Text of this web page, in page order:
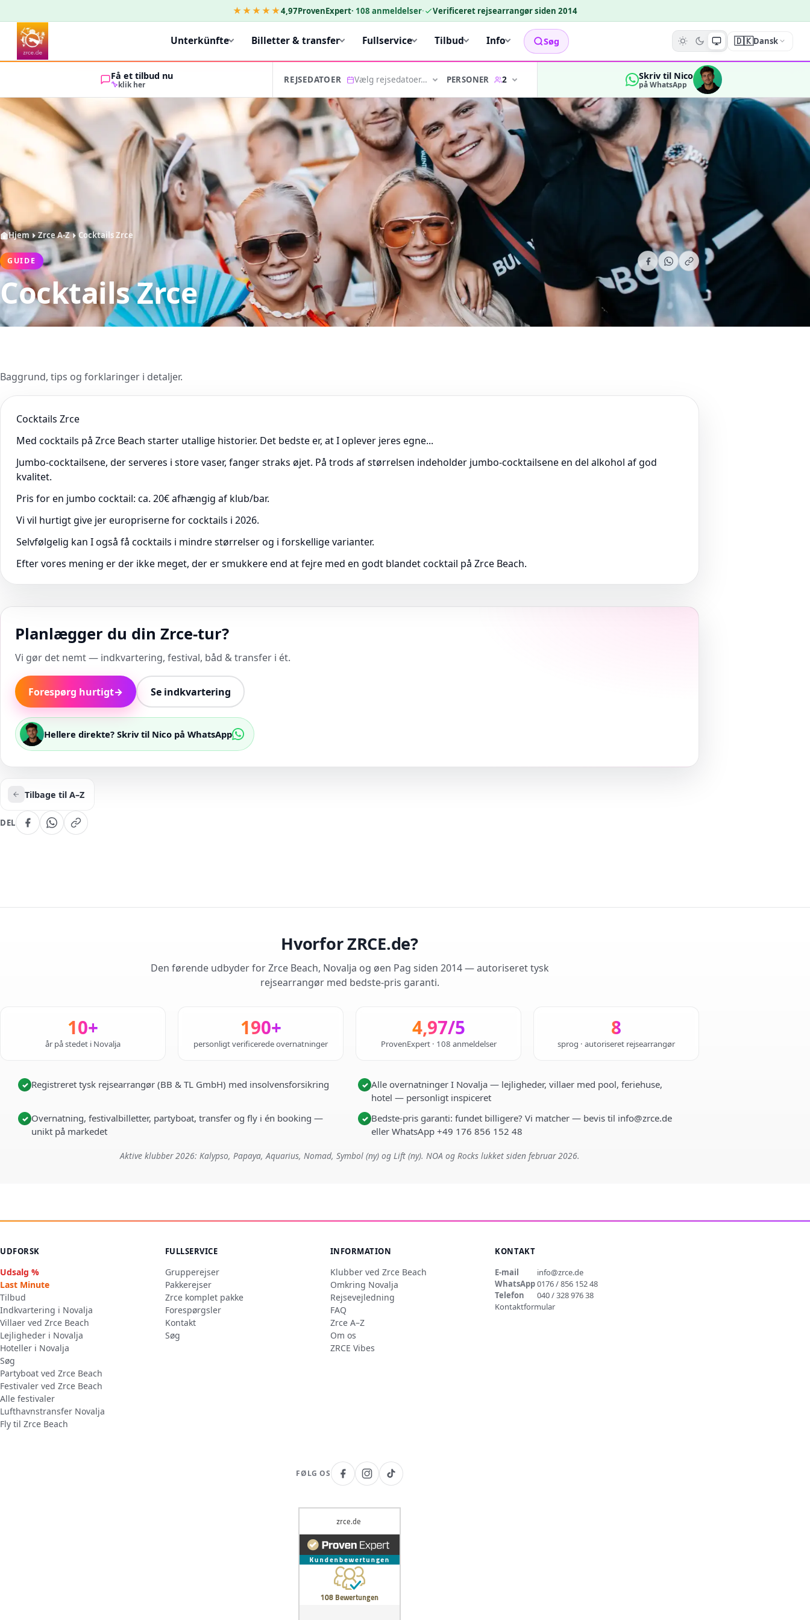
★★★★★4,97ProvenExpert· 108 anmeldelser· Verificeret rejsearrangør siden 2014
Unterkünfte Billetter & transfer Fullservice Tilbud Info Søg 🇩🇰Dansk
Få et tilbud nu
klik her REJSEDATOER Vælg rejsedatoer… PERSONER 2 Skriv til Nico
på WhatsApp
Hjem Zrce A-Z Cocktails Zrce
GUIDE
Cocktails Zrce
Baggrund, tips og forklaringer i detaljer.
Cocktails Zrce
Med cocktails på Zrce Beach starter utallige historier. Det bedste er, at I oplever jeres egne...
Jumbo-cocktailsene, der serveres i store vaser, fanger straks øjet. På trods af størrelsen indeholder jumbo-cocktailsene en del alkohol af god
kvalitet.
Pris for en jumbo cocktail: ca. 20€ afhængig af klub/bar.
Vi vil hurtigt give jer europriserne for cocktails i 2026.
Selvfølgelig kan I også få cocktails i mindre størrelser og i forskellige varianter.
Efter vores mening er der ikke meget, der er smukkere end at fejre med en godt blandet cocktail på Zrce Beach.
Planlægger du din Zrce-tur?
Vi gør det nemt — indkvartering, festival, båd & transfer i ét.
Forespørg hurtigt→ Se indkvartering
Hellere direkte? Skriv til Nico på WhatsApp
Tilbage til A–Z
DEL
Hvorfor ZRCE.de?
Den førende udbyder for Zrce Beach, Novalja og øen Pag siden 2014 — autoriseret tysk
rejsearrangør med bedste-pris garanti.
10+
år på stedet i Novalja
190+
personligt verificerede overnatninger
4,97/5
ProvenExpert · 108 anmeldelser
8
sprog · autoriseret rejsearrangør
✓ Registreret tysk rejsearrangør (BB & TL GmbH) med insolvensforsikring ✓ Alle overnatninger I Novalja — lejligheder, villaer med pool, feriehuse,
hotel — personligt inspiceret
✓ Overnatning, festivalbilletter, partyboat, transfer og fly i én booking —
unikt på markedet
✓ Bedste-pris garanti: fundet billigere? Vi matcher — bevis til info@zrce.de
eller WhatsApp +49 176 856 152 48
Aktive klubber 2026: Kalypso, Papaya, Aquarius, Nomad, Symbol (ny) og Lift (ny). NOA og Rocks lukket siden februar 2026.
UDFORSK
Udsalg %
Last Minute
Tilbud
Indkvartering i Novalja
Villaer ved Zrce Beach
Lejligheder i Novalja
Hoteller i Novalja
Søg
Partyboat ved Zrce Beach
Festivaler ved Zrce Beach
Alle festivaler
Lufthavnstransfer Novalja
Fly til Zrce Beach
FULLSERVICE
Grupperejser
Pakkerejser
Zrce komplet pakke
Forespørgsler
Kontakt
Søg
INFORMATION
Klubber ved Zrce Beach
Omkring Novalja
Rejsevejledning
FAQ
Zrce A–Z
Om os
ZRCE Vibes
KONTAKT
E-mail
info@zrce.de
WhatsApp0176 / 856 152 48
Telefon
040 / 328 976 38
Kontaktformular
FØLG OS